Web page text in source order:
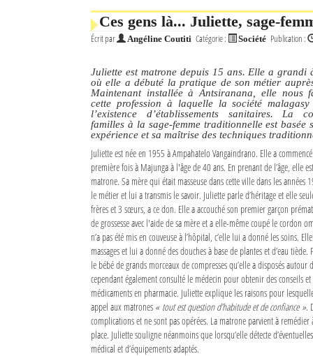
Connexion
Identifiant oublié ?
Mot de passe oublié ?
Ces gens là... Juliette, sage-
Écrit par Angéline Coutiti Catégorie : Société Publication :
Juliette est matrone depuis 15 ans. Elle a grandi
où elle a débuté la pratique de son métier
Maintenant installée à Antsiranana, elle nous
cette profession à laquelle la société
l’existence d’établissements sanitaires. La
familles à la sage-femme traditionnelle est basée
expérience et sa maîtrise des techniques
Juliette est née en 1955 à Ampahatelo Vangaindrano. Elle a
première fois à Majunga à l'âge de 40 ans. En prenant de l’âge, elle
matrone. Sa mère qui était masseuse dans cette ville dans les années
le métier et lui a transmis le savoir. Juliette parle d’héritage et elle
frères et 3 sœurs, a ce don. Elle a accouché son premier garçon
de grossesse avec l'aide de sa mère et a elle-même coupé le cordon
n’a pas été mis en couveuse à l’hôpital, c’elle lui a donné les soins.
massages et lui a donné des douches à base de plantes et d’eau tiède.
le bébé de grands morceaux de compresses qu’elle a disposés autour
cependant également consulté le médecin pour obtenir des conseils et
médicaments en pharmacie. Juliette explique les raisons pour
appel aux matrones « tout est question d’habitude et de confiance ».
complications et ne sont pas opérées. La matrone parvient à
place. Juliette souligne néanmoins que lorsqu’elle détecte
médical et d’équipements adaptés.